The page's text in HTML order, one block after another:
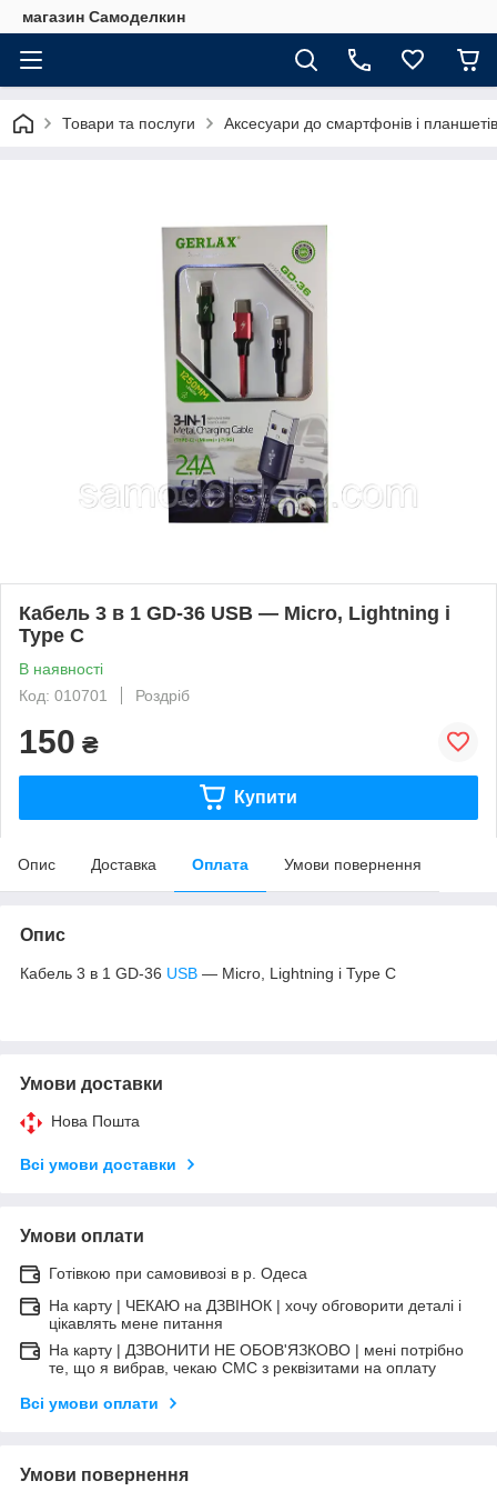
магазин Самоделкин
Товари та послуги Аксесуари до смартфонів і планшетів
Кабель 3 в 1 GD-36 USB — Micro, Lightning і
Type C
В наявності
Код: 010701
Роздріб
150 ₴
Купити
Опис Доставка Оплата Умови повернення
Опис
Кабель 3 в 1 GD-36 USB — Micro, Lightning і Type C
Умови доставки
Нова Пошта
Всі умови доставки
Умови оплати
Готівкою при самовивозі в р. Одеса
На карту | ЧЕКАЮ на ДЗВІНОК | хочу обговорити деталі і
цікавлять мене питання
На карту | ДЗВОНИТИ НЕ ОБОВ'ЯЗКОВО | мені потрібно
те, що я вибрав, чекаю СМС з реквізитами на оплату
Всі умови оплати
Умови повернення